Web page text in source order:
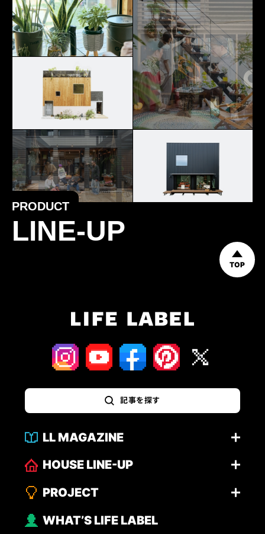
PRODUCT
LINE-UP
TOP
記事を探す
LL MAGAZINE
HOUSE LINE-UP
PROJECT
WHAT’S LIFE LABEL